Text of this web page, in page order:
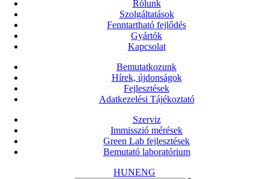
Rólunk
Szolgáltatások
Fenntartható fejlődés
Gyártók
Kapcsolat
Bemutatkozunk
Hírek, újdonságok
Fejlesztések
Adatkezelési Tájékoztató
Szerviz
Immisszió mérések
Green Lab fejlesztések
Bemutató laboratórium
HUNENG